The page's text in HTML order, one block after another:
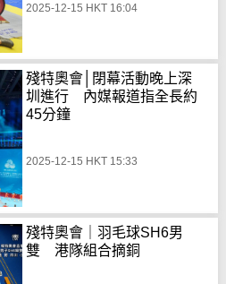
2025-12-15 HKT 16:04
殘特奧會│閉幕活動晚上深
圳進行 內媒報道指全長約
45分鐘
2025-12-15 HKT 15:33
殘特奧會｜羽毛球SH6男
雙 港隊組合摘銅